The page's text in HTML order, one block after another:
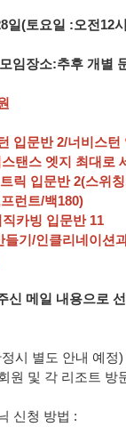
일(토요일 :오전12
장소:추후 개별
입문반 2/너비스턴
탠스 엣지 최대로
반 2(스위칭,알
런트/백180)
카빙 입문반 11
기/인클리네이션
신 메일 내용으로
시 별도 안내 예정)
원 및 각 리조트 방
신청 방법 :